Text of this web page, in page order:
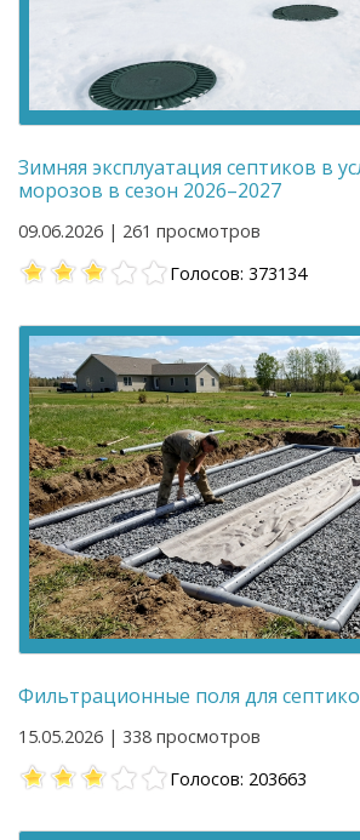
Зимняя эксплуатация септиков в
морозов в сезон 2026–2027
09.06.2026 | 261 просмотров
Голосов: 373134
Фильтрационные поля для
15.05.2026 | 338 просмотров
Голосов: 203663